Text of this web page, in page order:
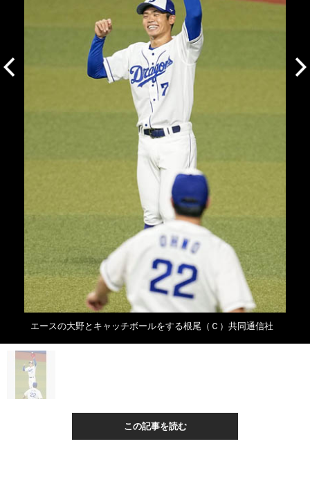
エースの大野とキャッチボールをする根尾（Ｃ）共同通信社
この記事を読む